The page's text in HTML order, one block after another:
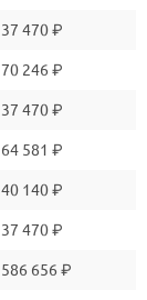
37 470 ₽
70 246 ₽
37 470 ₽
64 581 ₽
40 140 ₽
37 470 ₽
586 656 ₽